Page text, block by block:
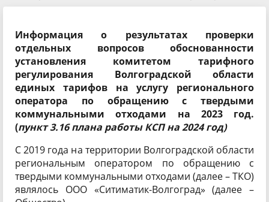
Информация о результатах проверки
отдельных вопросов обоснованности
установления комитетом тарифного
регулирования Волгоградской области
единых тарифов на услугу регионального
оператора по обращению с твердыми
коммунальными отходами на 2023 год.
(пункт 3.16 плана работы КСП на 2024 год)
С 2019 года на территории Волгоградской области
региональным оператором по обращению с
твердыми коммунальными отходами (далее – ТКО)
являлось ООО «Ситиматик-Волгоград» (далее –